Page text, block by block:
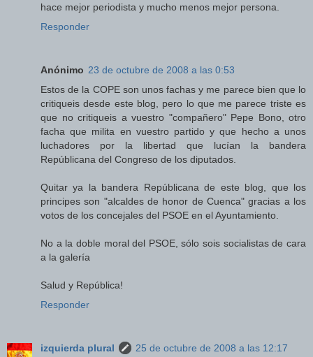
hace mejor periodista y mucho menos mejor persona.
Responder
Anónimo 23 de octubre de 2008 a las 0:53
Estos de la COPE son unos fachas y me parece bien que lo
critiqueis desde este blog, pero lo que me parece triste es
que no critiqueis a vuestro "compañero" Pepe Bono, otro
facha que milita en vuestro partido y que hecho a unos
luchadores por la libertad que lucían la bandera
Repúblicana del Congreso de los diputados.
Quitar ya la bandera Repúblicana de este blog, que los
principes son "alcaldes de honor de Cuenca" gracias a los
votos de los concejales del PSOE en el Ayuntamiento.
No a la doble moral del PSOE, sólo sois socialistas de cara
a la galería
Salud y República!
Responder
izquierda plural
25 de octubre de 2008 a las 12:17